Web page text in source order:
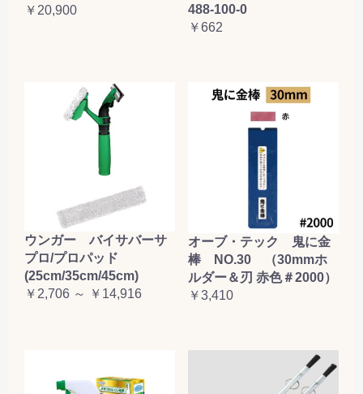
￥20,900
488-100-0
￥662
ウンガー バイサバーサ
プロ/プロパッド
(25cm/35cm/45cm)
￥2,706 ～ ￥14,916
オーブ・テック 鬼に金
棒 NO.30 （30mmホ
ルダー＆刃 赤色＃2000）
￥3,410